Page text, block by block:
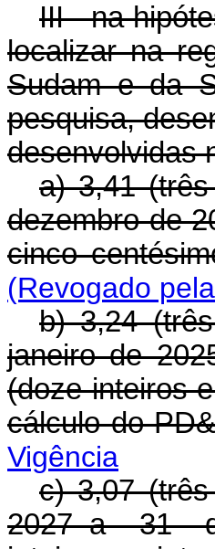
III - na
localizar na
Sudam e da
pesquisa,
desenvolvidas
a) 3,41
dezembro de
cinco
(Revogado
b) 3,24
janeiro de
(doze inteiros
cálculo do
Vigência
c) 3,07
2027 a 31